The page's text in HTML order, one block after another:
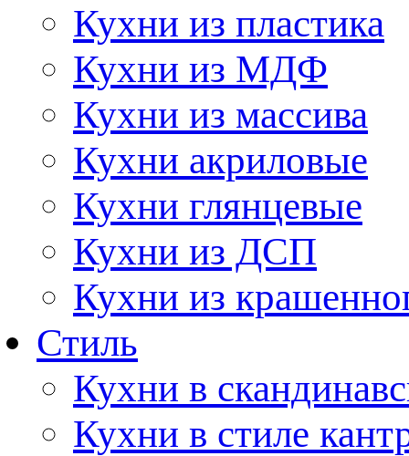
Кухни из пластика
Кухни из МДФ
Кухни из массива
Кухни акриловые
Кухни глянцевые
Кухни из ДСП
Кухни из
Стиль
Кухни в
Кухни в стиле